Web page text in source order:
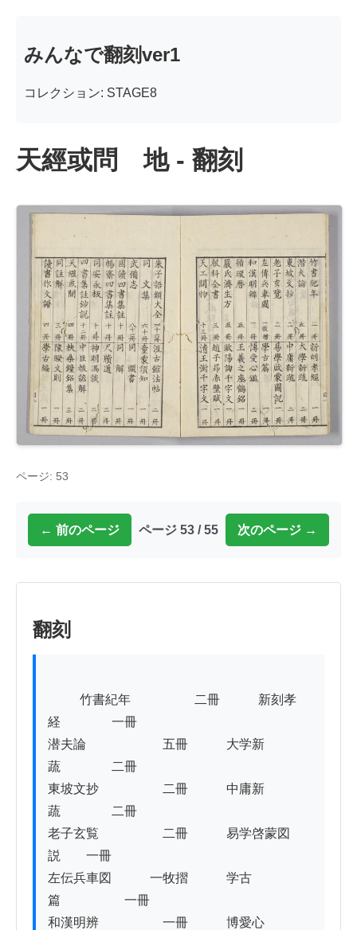
みんなで翻刻ver1
コレクション: STAGE8
天經或問 地 - 翻刻
ページ: 53
← 前のページ ページ 53 / 55 次のページ →
翻刻
経　　　　一冊
潜夫論　　　　　　五冊　　　大学新
蔬　　　　二冊
東坡文抄　　　　　二冊　　　中庸新
蔬　　　　二冊
老子玄覧　　　　　二冊　　　易学啓蒙図
説　　一冊
左伝兵車図　　　一牧摺　　　学古
篇　　　　　一冊
和漢明辨　　　　　一冊　　　博愛心